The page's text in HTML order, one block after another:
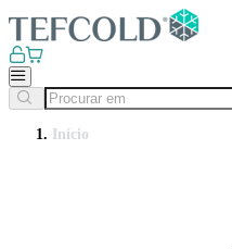
Início